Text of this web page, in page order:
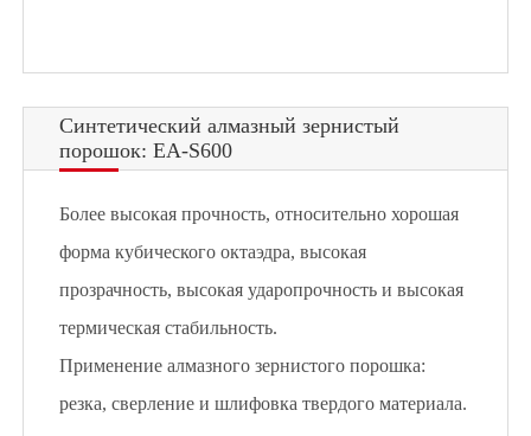
Синтетический алмазный зернистый
порошок: EA-S600
Более высокая прочность, относительно хорошая
форма кубического октаэдра, высокая
прозрачность, высокая ударопрочность и высокая
термическая стабильность.
Применение алмазного зернистого порошка:
резка, сверление и шлифовка твердого материала.